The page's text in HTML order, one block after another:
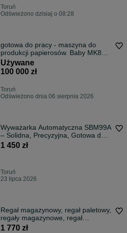
Toruń
Odświeżono dzisiaj o 08:28
gotowa do pracy - maszyna do
produkcji papierosów. Baby MK8
Mini Mark.
Używane
100 000 zł
Toruń
Odświeżono dnia 06 sierpnia 2026
Wyważarka Automatyczna SBM99A
– Solidna, Precyzyjna, Gotowa do
Pracy!
1 450 zł
Toruń
23 lipca 2026
Regał magazynowy, regał paletowy,
regały magazynowe, regał
metalowy
1 770 zł